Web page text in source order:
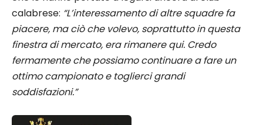
calabrese: “L’interessamento di altre squadre fa
piacere, ma ciò che volevo, soprattutto in questa
finestra di mercato, era rimanere qui. Credo
fermamente che possiamo continuare a fare un
ottimo campionato e toglierci grandi
soddisfazioni.”